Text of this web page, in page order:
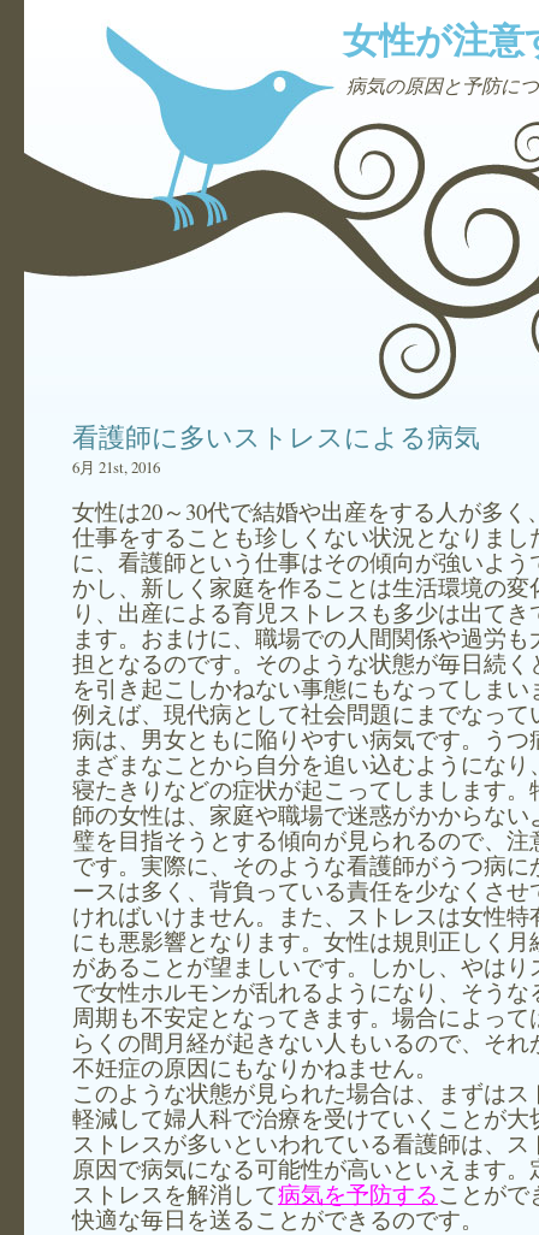
女性が注
病気の原因と予防に
看護師に多いストレスによる病気
6月 21st, 2016
女性は20～30代で結婚や出産をする人が多く
仕事をすることも珍しくない状況となりまし
に、看護師という仕事はその傾向が強いよう
かし、新しく家庭を作ることは生活環境の変
り、出産による育児ストレスも多少は出てき
ます。おまけに、職場での人間関係や過労も
担となるのです。そのような状態が毎日続く
を引き起こしかねない事態にもなってしまい
例えば、現代病として社会問題にまでなって
病は、男女ともに陥りやすい病気です。うつ
まざまなことから自分を追い込むようになり
寝たきりなどの症状が起こってしまします。
師の女性は、家庭や職場で迷惑がかからない
璧を目指そうとする傾向が見られるので、注
です。実際に、そのような看護師がうつ病に
ースは多く、背負っている責任を少なくさせ
ければいけません。また、ストレスは女性特
にも悪影響となります。女性は規則正しく月
があることが望ましいです。しかし、やはり
で女性ホルモンが乱れるようになり、そうな
周期も不安定となってきます。場合によって
らくの間月経が起きない人もいるので、それ
不妊症の原因にもなりかねません。
このような状態が見られた場合は、まずはス
軽減して婦人科で治療を受けていくことが大
ストレスが多いといわれている看護師は、ス
原因で病気になる可能性が高いといえます。
ストレスを解消して病気を予防することがで
快適な毎日を送ることができるのです。